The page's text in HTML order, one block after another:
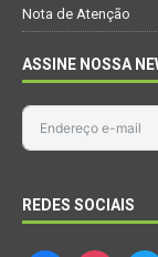
Nota de Atenção
ASSINE NOSSA
REDES SOCIAIS